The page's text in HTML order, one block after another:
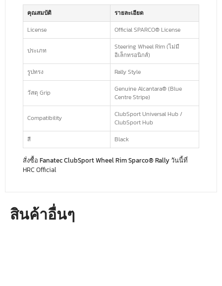
คุณสมบัติ
รายละเอียด
License
Official SPARCO® License
ประเภท
Steering Wheel Rim (ไม่มี
อิเล็กทรอนิกส์)
รูปทรง
Rally Style
วัสดุ Grip
Genuine Alcantara® (Blue
Centre Stripe)
Compatibility
ClubSport Universal Hub /
ClubSport Hub
สี
Black
สั่งซื้อ Fanatec ClubSport Wheel Rim Sparco® Rallyวันนี้ที่
HRC Official
สินค้าอื่นๆ